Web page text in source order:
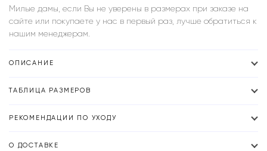
Милые дамы, если Вы не уверены в размерах при заказе на
сайте или покупаете у нас в первый раз, лучше обратиться к
нашим менеджерам.
ОПИСАНИЕ
ТАБЛИЦА РАЗМЕРОВ
РЕКОМЕНДАЦИИ ПО УХОДУ
О ДОСТАВКЕ